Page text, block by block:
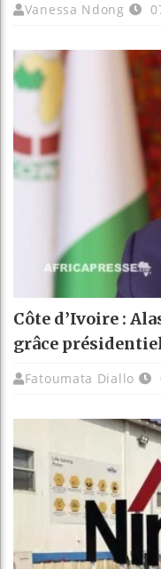
Vanessa Ndong
Côte d’Ivoire :
grâce
Fatoumata Diallo